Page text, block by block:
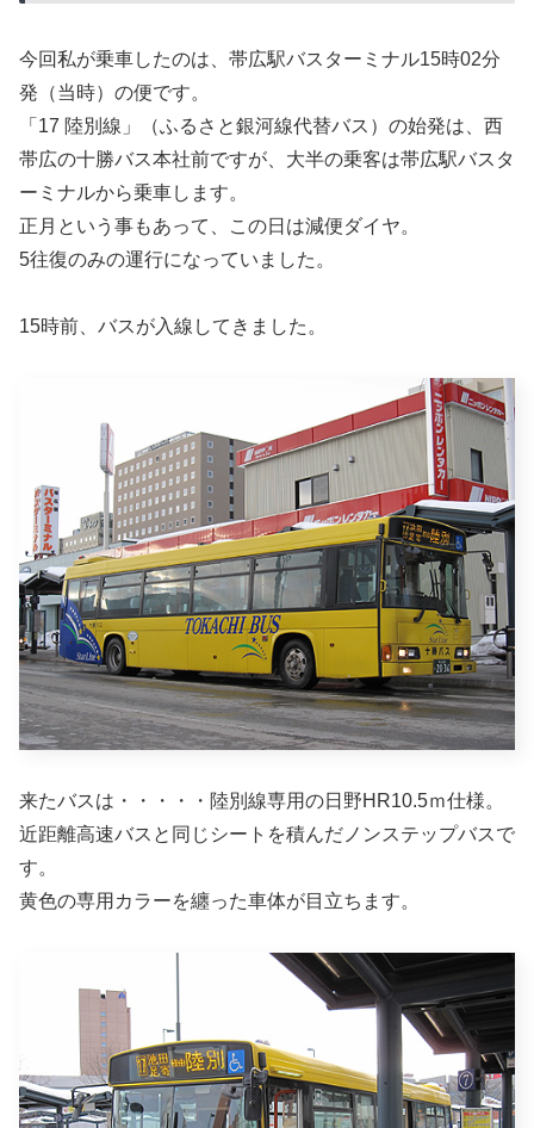
今回私が乗車したのは、帯広駅バスターミナル15時02分
発（当時）の便です。
「17 陸別線」（ふるさと銀河線代替バス）の始発は、西
帯広の十勝バス本社前ですが、大半の乗客は帯広駅バスタ
ーミナルから乗車します。
正月という事もあって、この日は減便ダイヤ。
5往復のみの運行になっていました。
15時前、バスが入線してきました。
来たバスは・・・・・陸別線専用の日野HR10.5ｍ仕様。
近距離高速バスと同じシートを積んだノンステップバスで
す。
黄色の専用カラーを纏った車体が目立ちます。